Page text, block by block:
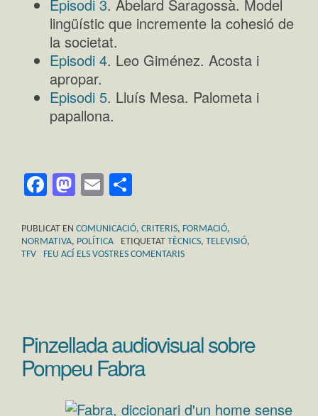
Episodi 3. Abelard Saragossà. Model
lingüístic que incremente la cohesió de
la societat.
Episodi 4. Leo Giménez. Acosta i
apropar.
Episodi 5. Lluís Mesa. Palometa i
papallona.
Facebook
Mastodon
Email
PUBLICAT EN COMUNICACIÓ, CRITERIS, FORMACIÓ,
NORMATIVA, POLÍTICA ETIQUETAT TÈCNICS, TELEVISIÓ,
TFV
FEU ACÍ ELS VOSTRES COMENTARIS
Pinzellada audiovisual sobre
Pompeu Fabra